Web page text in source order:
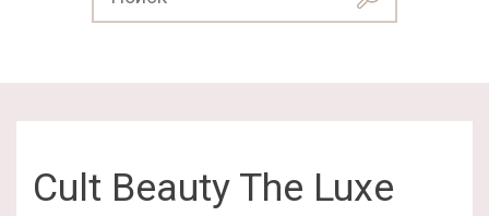
Cult Beauty The Luxe